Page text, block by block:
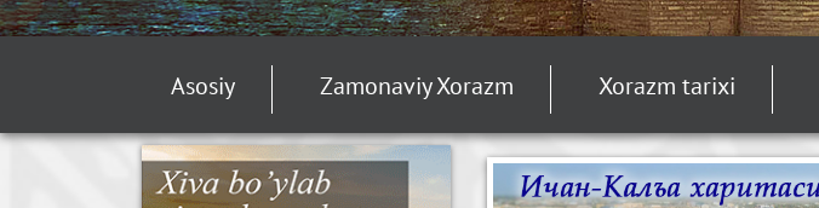
Asosiy Zamonaviy Xorazm Xorazm tarixi